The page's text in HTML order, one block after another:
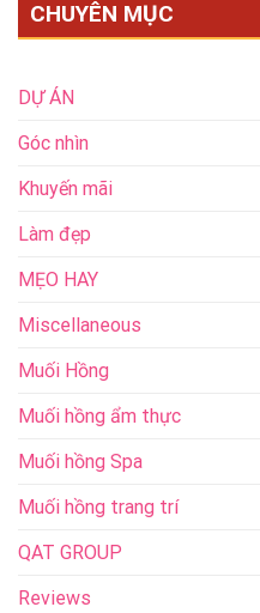
CHUYÊN MỤC
DỰ ÁN
Góc nhìn
Khuyến mãi
Làm đẹp
MẸO HAY
Miscellaneous
Muối Hồng
Muối hồng ẩm thực
Muối hồng Spa
Muối hồng trang trí
QAT GROUP
Reviews